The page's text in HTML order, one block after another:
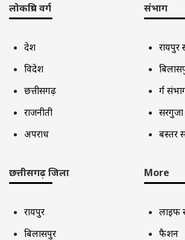
लोकप्रिय वर्ग
देश
विदेश
छत्तीसगढ़
राजनीती
अपराध
संभाग
रायपुर
दुर्ग
बस्तर
छत्तीसगढ़ जिला
रायपुर
बिलासपुर
More
लाइफ
फैशन